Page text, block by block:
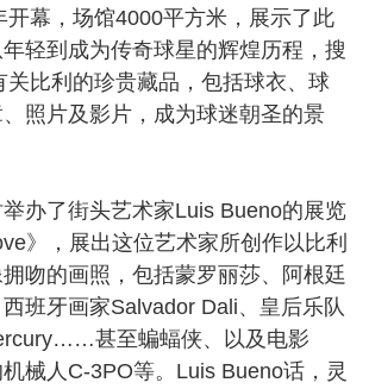
开幕，场馆4000平方米，展示了此
轻到成为传奇球星的辉煌历程，搜
关比利的珍贵藏品，包括球衣、球
照片及影片，成为球迷朝圣的景
了街头艺术家Luis Bueno的展览
》，展出这位艺术家所创作以比利
吻的画照，包括蒙罗丽莎、阿根廷
班牙画家Salvador Dali、皇后乐队
甚至蝙蝠侠、以及电影
机械人C-3PO等。Luis Bueno话，灵